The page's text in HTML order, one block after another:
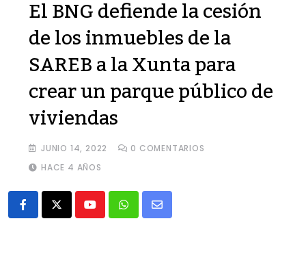
El BNG defiende la cesión
de los inmuebles de la
SAREB a la Xunta para
crear un parque público de
viviendas
JUNIO 14, 2022 0 COMENTARIOS
HACE 4 AÑOS
YoutubeWhatsapp
Share